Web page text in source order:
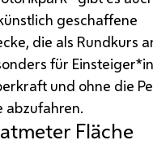
geschaffene
die als Rundkurs
für
und ohne die
abzufahren.
Fläche